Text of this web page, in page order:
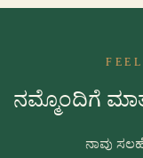
ನಮ್ಮೊಂದಿಗೆ
ನಾವು